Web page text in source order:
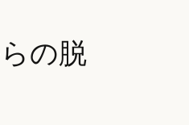
の脱